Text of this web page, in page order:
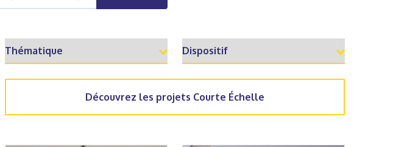
Découvrez les projets Courte Échelle